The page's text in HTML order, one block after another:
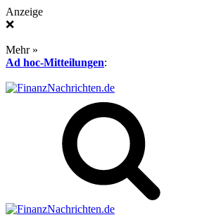
Anzeige
❌
Mehr »
Ad hoc-Mitteilungen: